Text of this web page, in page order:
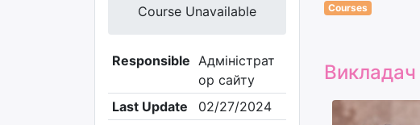
Course Unavailable
Responsible Адміністрат
ор сайту
Last Update
02/27/2024
Courses
Викладач